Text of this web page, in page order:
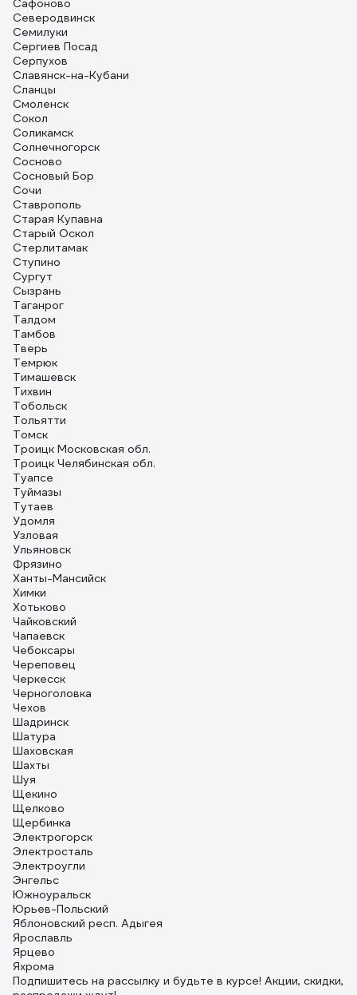
Сафоново
Северодвинск
Семилуки
Сергиев Посад
Серпухов
Славянск-на-Кубани
Сланцы
Смоленск
Сокол
Соликамск
Солнечногорск
Сосново
Сосновый Бор
Сочи
Ставрополь
Старая Купавна
Старый Оскол
Стерлитамак
Ступино
Сургут
Сызрань
Таганрог
Талдом
Тамбов
Тверь
Темрюк
Тимашевск
Тихвин
Тобольск
Тольятти
Томск
Троицк Московская обл.
Троицк Челябинская обл.
Туапсе
Туймазы
Тутаев
Удомля
Узловая
Ульяновск
Фрязино
Ханты-Мансийск
Химки
Хотьково
Чайковский
Чапаевск
Чебоксары
Череповец
Черкесск
Черноголовка
Чехов
Шадринск
Шатура
Шаховская
Шахты
Шуя
Щекино
Щелково
Щербинка
Электрогорск
Электросталь
Электроугли
Энгельс
Южноуральск
Юрьев-Польский
Яблоновский респ. Адыгея
Ярославль
Ярцево
Яхрома
Подпишитесь на рассылку и будьте в курсе! Акции, скидки,